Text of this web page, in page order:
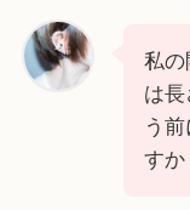
私の
は
う
すか